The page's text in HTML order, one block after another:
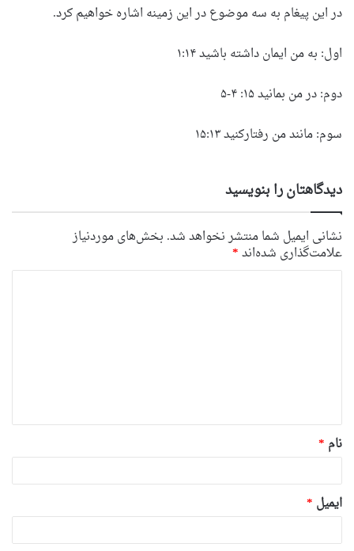
در این پیغام به سه موضوع در این زمینه اشاره خواهیم کرد.
اول: به من ایمان داشته باشید ۱:۱۴
دوم: در من بمانید ۱۵: ۴-۵
سوم: مانند من رفتارکنید ۱۵:۱۳
دیدگاهتان را بنویسید
نشانی ایمیل شما منتشر نخواهد شد. بخش‌های موردنیاز
علامت‌گذاری شده‌اند*
*
نام *
ایمیل *